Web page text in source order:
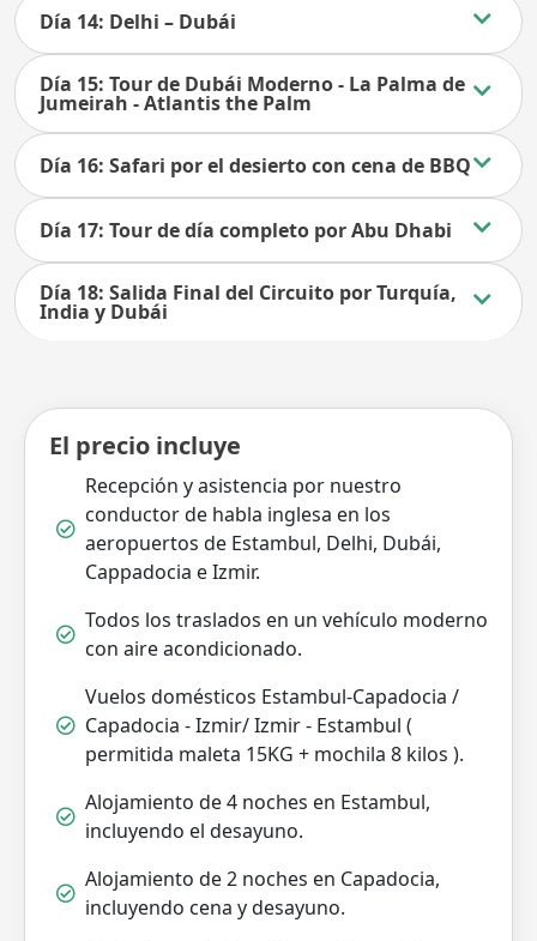
Día 14: Delhi – Dubái
Día 15: Tour de Dubái Moderno - La Palma de
Jumeirah - Atlantis the Palm
Día 16: Safari por el desierto con cena de BBQ
Día 17: Tour de día completo por Abu Dhabi
Día 18: Salida Final del Circuito por Turquía,
India y Dubái
El precio incluye
Recepción y asistencia por nuestro
conductor de habla inglesa en los
aeropuertos de Estambul, Delhi, Dubái,
Cappadocia e Izmir.
Todos los traslados en un vehículo moderno
con aire acondicionado.
Vuelos domésticos Estambul-Capadocia /
Capadocia - Izmir/ Izmir - Estambul (
permitida maleta 15KG + mochila 8 kilos ).
Alojamiento de 4 noches en Estambul,
incluyendo el desayuno.
Alojamiento de 2 noches en Capadocia,
incluyendo cena y desayuno.